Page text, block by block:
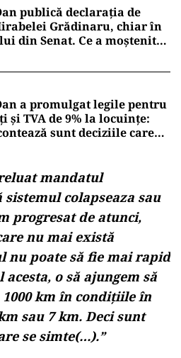
publică declarația de
Grădinaru, chiar în
din Senat. Ce a moștenit
a promulgat legile pentru
și TVA de 9% la locuințe:
sunt deciziile care
mandatul
colapseaza sau
progresat de atunci,
nu mai există
nu poate să fie mai rapid
o să ajungem să
km în condițiile în
sau 7 km. Deci sunt
se simte(…).”